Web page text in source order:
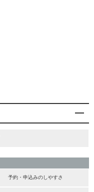
予約・申込みのしやすさ